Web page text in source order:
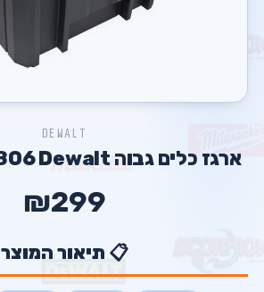
DEWALT
ארגז כלים גבוה TSTAK D17806 Dewalt
₪299
📋 תיאור המוצר